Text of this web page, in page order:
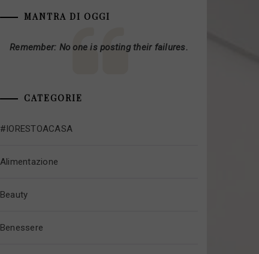
MANTRA DI OGGI
Remember: No one is posting their failures.
CATEGORIE
#IORESTOACASA
Alimentazione
Beauty
Benessere